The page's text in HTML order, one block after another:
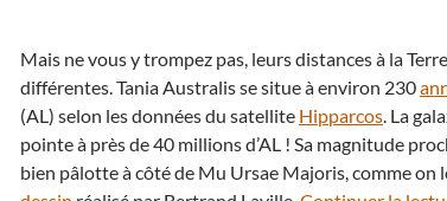
Mais ne vous y trompez pas, leurs distances à la
différentes. Tania Australis se situe à environ 230
(AL) selon les données du satellite Hipparcos. La
pointe à près de 40 millions d’AL ! Sa magnitude
bien pâlotte à côté de Mu Ursae Majoris, comme on